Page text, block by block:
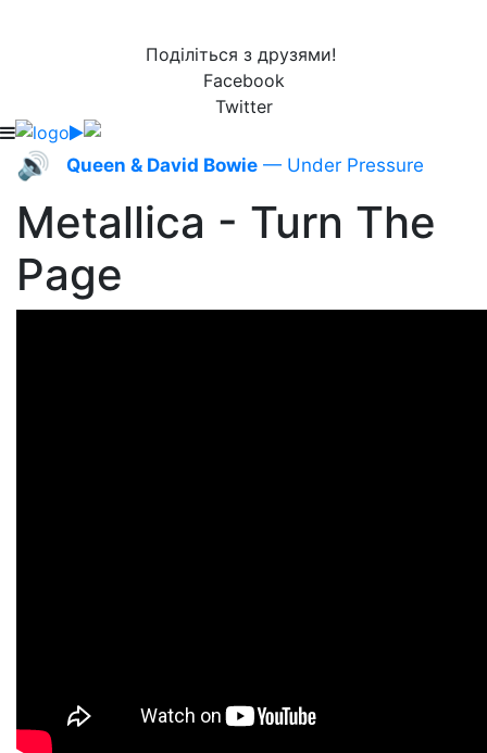
Поділіться з друзями!
Facebook
Twitter
🔊 Queen & David Bowie — Under Pressure
Metallica - Turn The
Page